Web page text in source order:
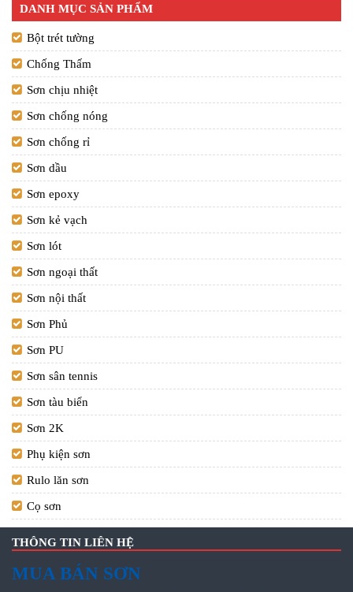
DANH MỤC SẢN PHẨM
Bột trét tường
Chống Thấm
Sơn chịu nhiệt
Sơn chống nóng
Sơn chống rỉ
Sơn dầu
Sơn epoxy
Sơn kẻ vạch
Sơn lót
Sơn ngoại thất
Sơn nội thất
Sơn Phủ
Sơn PU
Sơn sân tennis
Sơn tàu biển
Sơn 2K
Phụ kiện sơn
Rulo lăn sơn
Cọ sơn
THÔNG TIN LIÊN HỆ
MUA BÁN SƠN